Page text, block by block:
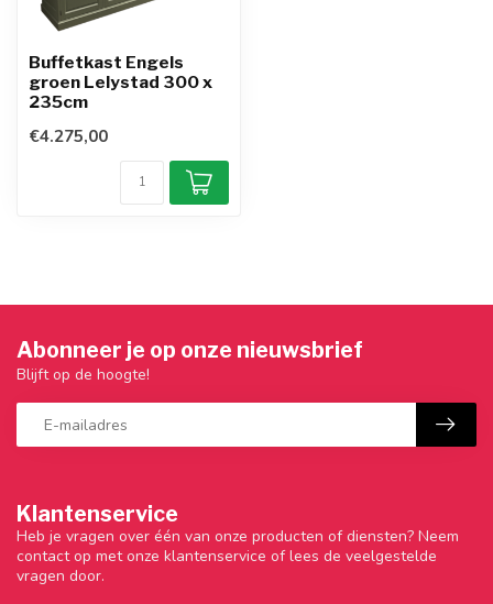
Buffetkast Engels
groen Lelystad 300 x
235cm
€4.275,00
Klantenservice
Heb je vragen over één van onze producten of diensten? Neem
contact op met onze klantenservice of lees de veelgestelde
vragen door.
Abonneer je op onze nieuwsbrief
Blijft op de hoogte!